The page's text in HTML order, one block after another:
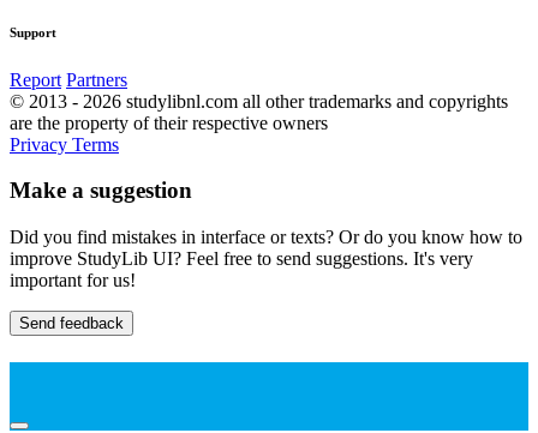
Support
Report Partners
© 2013 - 2026 studylibnl.com all other trademarks and copyrights
are the property of their respective owners
Privacy Terms
Make a suggestion
Did you find mistakes in interface or texts? Or do you know how to
improve StudyLib UI? Feel free to send suggestions. It's very
important for us!
Send feedback